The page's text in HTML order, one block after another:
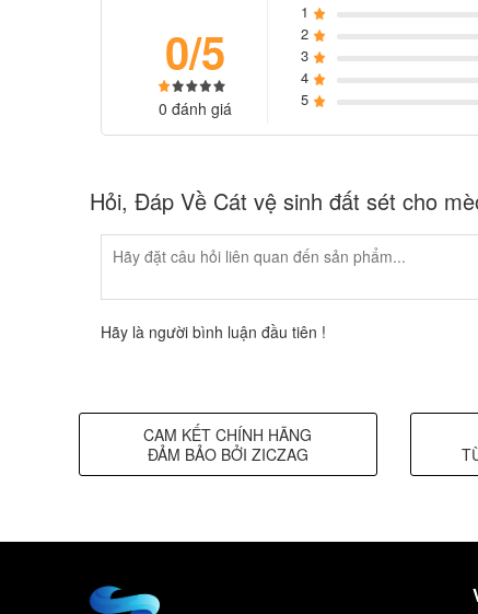
0/5
0 đánh giá
1
2
3
4
5
Hỏi, Đáp Về Cát vệ sinh đất sét cho
Hãy là người bình luận đầu tiên !
CAM KẾT CHÍNH HÃNG
ĐẢM BẢO BỞI ZICZAG